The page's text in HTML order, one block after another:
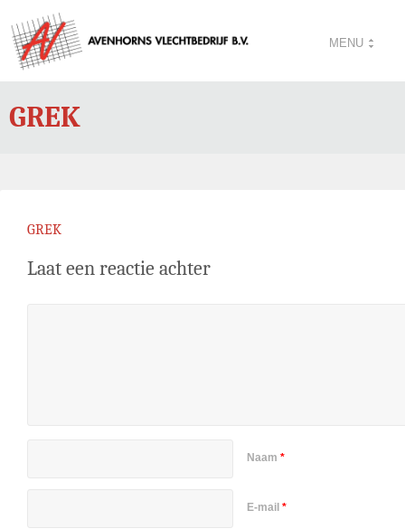
MENU
GREK
GREK
Laat een reactie achter
Naam *
E-mail *